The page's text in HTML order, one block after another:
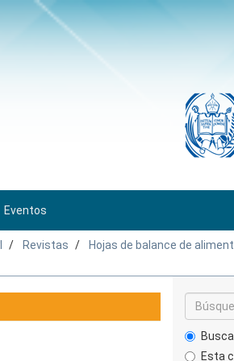
Eventos
Revistas
Hojas de balance de
Esta